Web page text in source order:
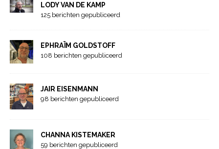
LODY VAN DE KAMP
125 berichten gepubliceerd
EPHRAÏM GOLDSTOFF
108 berichten gepubliceerd
JAIR EISENMANN
98 berichten gepubliceerd
CHANNA KISTEMAKER
59 berichten gepubliceerd